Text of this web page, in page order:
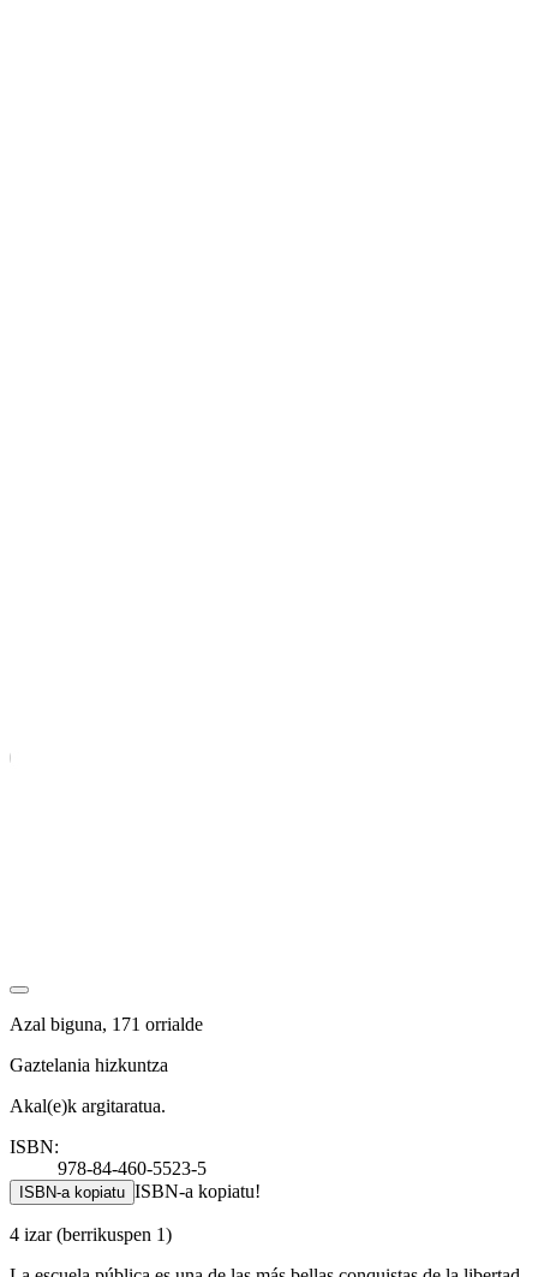
Azal biguna, 171 orrialde
Gaztelania hizkuntza
Akal(e)k argitaratua.
ISBN:
978-84-460-5523-5
ISBN-a kopiatu ISBN-a kopiatu!
4 izar(berrikuspen 1)